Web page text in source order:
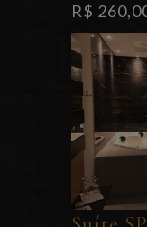
R$